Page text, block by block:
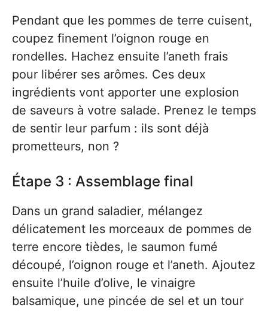
Pendant que les pommes de terre cuisent,
coupez finement l’oignon rouge en
rondelles. Hachez ensuite l’aneth frais
pour libérer ses arômes. Ces deux
ingrédients vont apporter une explosion
de saveurs à votre salade. Prenez le temps
de sentir leur parfum : ils sont déjà
prometteurs, non ?
Étape 3 : Assemblage final
Dans un grand saladier, mélangez
délicatement les morceaux de pommes de
terre encore tièdes, le saumon fumé
découpé, l’oignon rouge et l’aneth. Ajoutez
ensuite l’huile d’olive, le vinaigre
balsamique, une pincée de sel et un tour